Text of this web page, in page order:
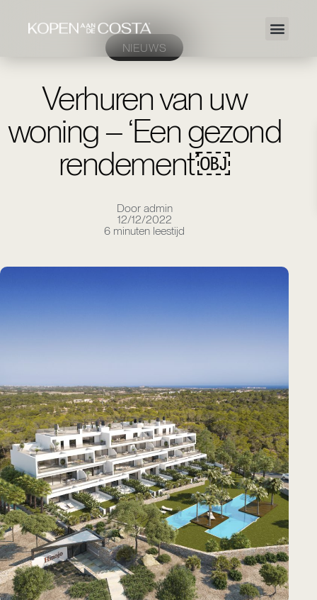
NIEUWS
Verhuren van uw
woning – ‘Een gezond
rendement’￼
Door admin
12/12/2022
6 minuten leestijd